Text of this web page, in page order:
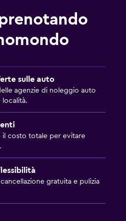
sulle auto
agenzie di noleggio auto
località.
il costo totale per evitare
gratuita e pulizia